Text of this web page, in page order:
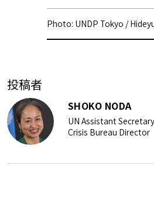
Photo: UNDP Tokyo /
投稿者
SHOKO NODA
UN Assistant
Crisis Bureau Director